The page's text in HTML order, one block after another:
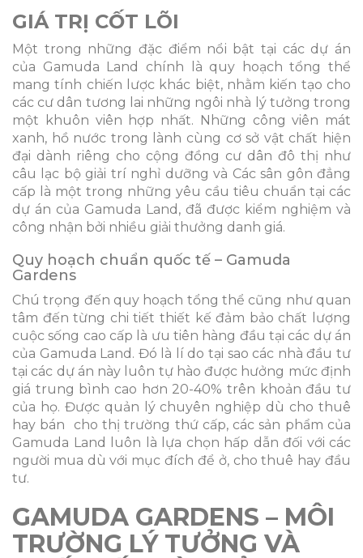
GIÁ TRỊ CỐT LÕI
Một trong những đặc điểm nổi bật tại các dự án
của Gamuda Land chính là quy hoạch tổng thể
mang tính chiến lược khác biệt, nhằm kiến tạo cho
các cư dân tương lai những ngôi nhà lý tưởng trong
một khuôn viên hợp nhất. Những công viên mát
xanh, hồ nước trong lành cùng cơ sở vật chất hiện
đại dành riêng cho cộng đồng cư dân đô thị như
câu lạc bộ giải trí nghỉ dưỡng và Các sân gôn đẳng
cấp là một trong những yêu cầu tiêu chuẩn tại các
dự án của Gamuda Land, đã được kiểm nghiệm và
công nhận bởi nhiều giải thưởng danh giá.
Quy hoạch chuẩn quốc tế – Gamuda
Gardens
Chú trọng đến quy hoạch tổng thể cũng như quan
tâm đến từng chi tiết thiết kế đảm bảo chất lượng
cuộc sống cao cấp là ưu tiên hàng đầu tại các dự án
của Gamuda Land. Đó là lí do tại sao các nhà đầu tư
tại các dự án này luôn tự hào được hưởng mức định
giá trung bình cao hơn 20-40% trên khoản đầu tư
của họ. Được quản lý chuyên nghiệp dù cho thuê
hay bán cho thị trường thứ cấp, các sản phẩm của
Gamuda Land luôn là lựa chọn hấp dẫn đối với các
người mua dù với mục đích để ở, cho thuê hay đầu
tư.
GAMUDA GARDENS – MÔI
TRƯỜNG LÝ TƯỞNG VÀ